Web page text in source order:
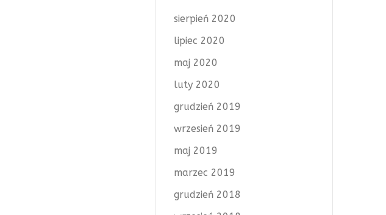
sierpień 2020
lipiec 2020
maj 2020
luty 2020
grudzień 2019
wrzesień 2019
maj 2019
marzec 2019
grudzień 2018